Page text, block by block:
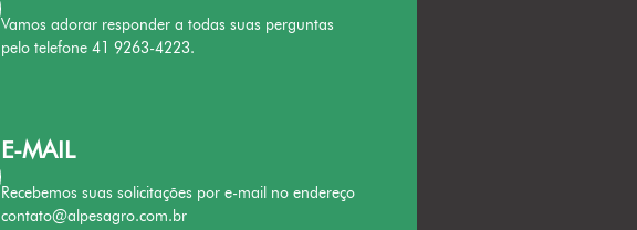
Vamos adorar responder a todas suas perguntas
pelo telefone 41 9263-4223.
E-MAIL
Recebemos suas solicitações por e-mail no endereço
contato@alpesagro.com.br